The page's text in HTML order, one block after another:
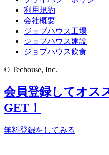
利用規約
会社概要
ジョブハウス工場
ジョブハウス建設
ジョブハウス飲食
© Techouse, Inc.
会員登録してオス
GET！
無料登録をしてみる